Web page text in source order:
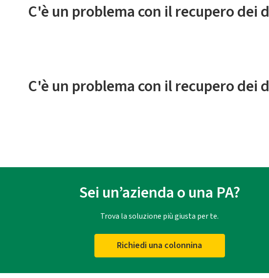
C'è un problema con il recupero dei
C'è un problema con il recupero dei
Sei un’azienda o una PA?
Trova la soluzione più giusta per te.
Richiedi una colonnina